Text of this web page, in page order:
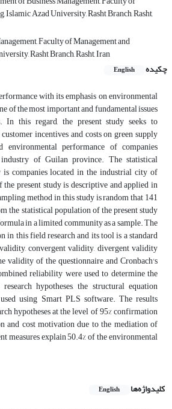
Islamic Azad University, Rasht Branch, Rasht,
Faculty of Management and
Rasht Branch, Rasht, Iran
چکیده
English
with its emphasis on environmental
of the most important and fundamental issues
In this regard, the present study seeks to
incentives and costs on green supply
environmental performance of companies
of Guilan province. The statistical
companies located in the industrial city of
the present study is descriptive and applied in
method in this study is random that 141
the statistical population of the present study
in a limited community as a sample. The
in this field research and its tool is a standard
convergent validity, divergent validity
validity of the questionnaire and Cronbach's
reliability were used to determine the
hypotheses, the structural equation
using Smart PLS software. The results
hypotheses at the level of 95% confirmation
and cost motivation due to the mediation of
measures explain 50.4% of the environmental
کلیدواژه‌ها English